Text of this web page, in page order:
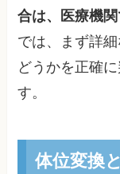
合は、医療機
では、まず詳
どうかを正確
す。
体位変換